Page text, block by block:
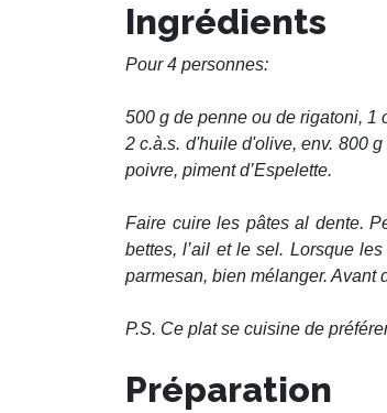
Ingrédients
Pour 4 personnes:
500 g de penne ou de rigatoni, 1
2 c.à.s. d'huile d'olive, env. 800
poivre, piment d’Espelette.
Faire cuire les pâtes al dente.
bettes, l’ail et le sel. Lorsque
parmesan, bien mélanger. Avant
P.S. Ce plat se cuisine de
Préparation